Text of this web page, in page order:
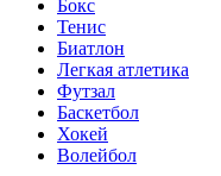
Бокс
Тенис
Биатлон
Легкая атлетика
Футзал
Баскетбол
Хокей
Волейбол